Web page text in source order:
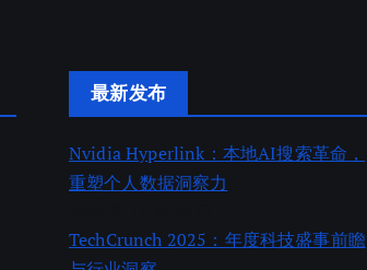
最新发布
Nvidia Hyperlink：本地AI搜索革命，
重塑个人数据洞察力
TechCrunch 2025：年度科技盛事前瞻